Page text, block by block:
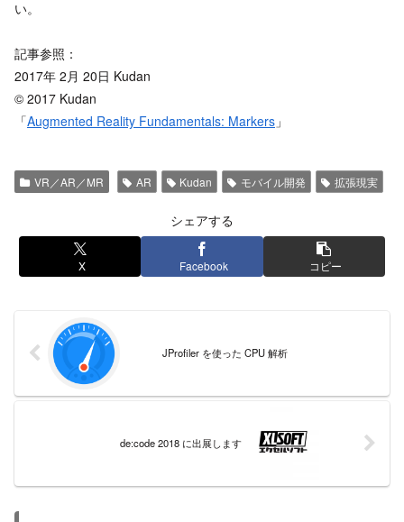
い。
記事参照：
2017年 2月 20日 Kudan
© 2017 Kudan
「Augmented Reality Fundamentals: Markers 」
VR／AR／MR AR Kudan モバイル開発 拡張現実
シェアする
X Facebook コピー
JProfiler を使った CPU 解析
de:code 2018 に出展します